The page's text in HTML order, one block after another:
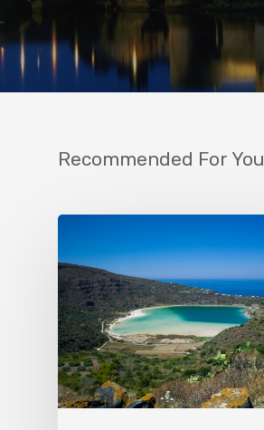
Recommended For You